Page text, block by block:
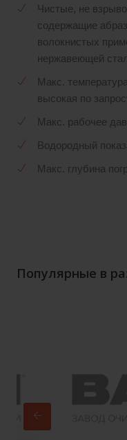
Чистые, не
содержащие
волокнистых
нержавеющей
Макс.
высокая по
Макс. рабочее
Водородный
Макс. глубина
Популярные в